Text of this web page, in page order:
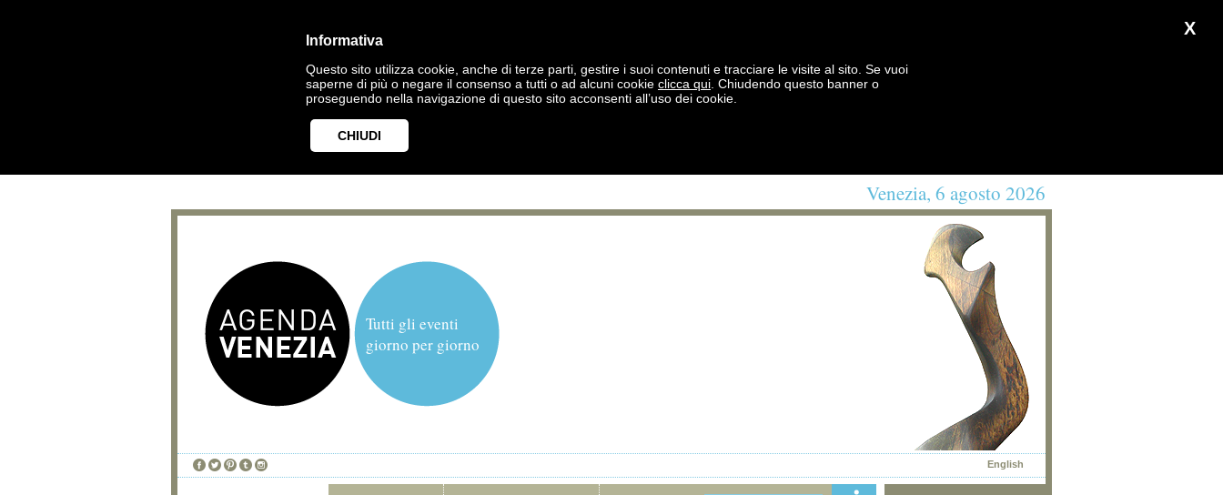
X
Informativa
Questo sito utilizza cookie, anche di terze parti, gestire i suoi contenuti e tracciare le visite al sito. Se vuoi
saperne di più o negare il consenso a tutti o ad alcuni cookie clicca qui . Chiudendo questo banner o
proseguendo nella navigazione di questo sito acconsenti all’uso dei cookie.
CHIUDI
Venezia, 6 agosto 2026
Tutti gli eventi
giorno per giorno
English